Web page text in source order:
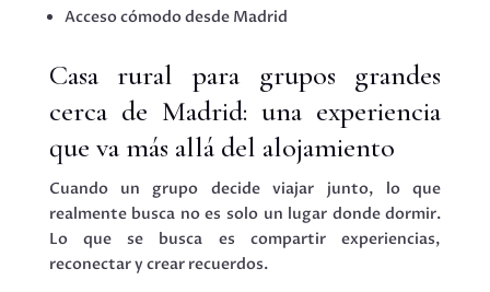
Acceso cómodo desde Madrid
Casa rural para grupos grandes
cerca de Madrid: una experiencia
que va más allá del alojamiento
Cuando un grupo decide viajar junto, lo que
realmente busca no es solo un lugar donde dormir.
Lo que se busca es compartir experiencias,
reconectar y crear recuerdos.